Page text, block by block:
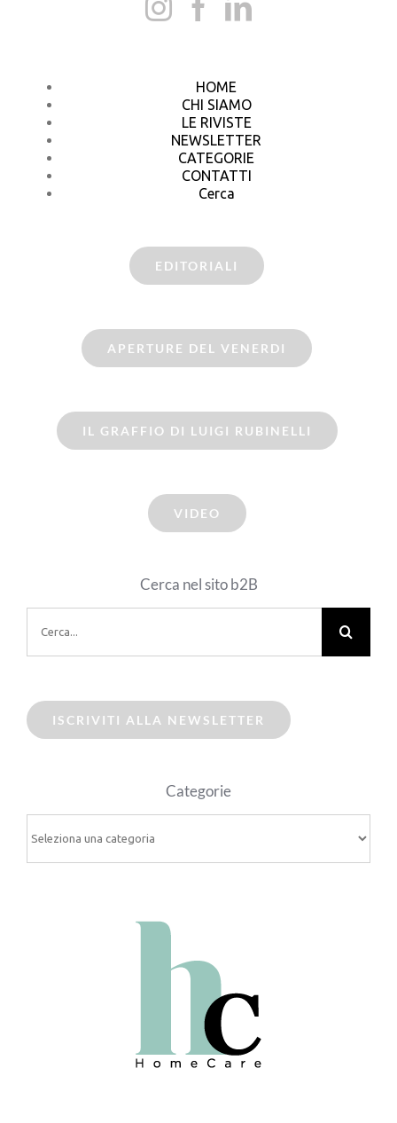
HOME
CHI SIAMO
LE RIVISTE
NEWSLETTER
CATEGORIE
CONTATTI
Cerca
EDITORIALI
APERTURE DEL VENERDI
IL GRAFFIO DI LUIGI RUBINELLI
VIDEO
Cerca nel sito b2B
per:
ISCRIVITI ALLA NEWSLETTER
Categorie